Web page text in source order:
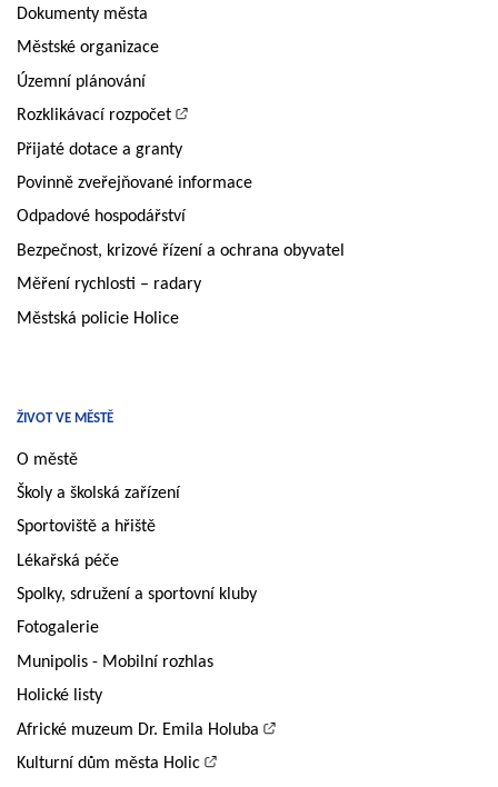
Dokumenty města
Městské organizace
Územní plánování
Rozklikávací rozpočet
Přijaté dotace a granty
Povinně zveřejňované informace
Odpadové hospodářství
Bezpečnost, krizové řízení a ochrana obyvatel
Měření rychlosti – radary
Městská policie Holice
ŽIVOT VE MĚSTĚ
O městě
Školy a školská zařízení
Sportoviště a hřiště
Lékařská péče
Spolky, sdružení a sportovní kluby
Fotogalerie
Munipolis - Mobilní rozhlas
Holické listy
Africké muzeum Dr. Emila Holuba
Kulturní dům města Holic